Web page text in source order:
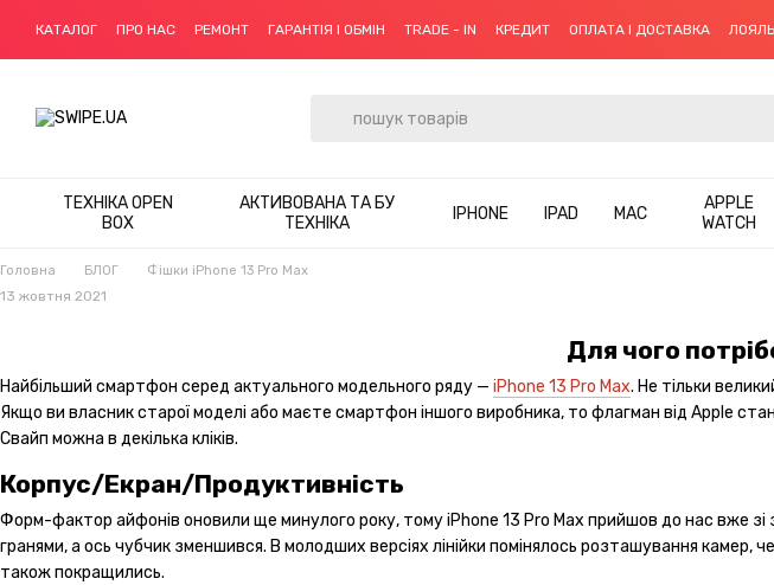
КАТАЛОГ ПРО НАС РЕМОНТ ГАРАНТІЯ І ОБМІН TRADE - IN КРЕДИТ ОПЛАТА І ДОСТАВКА
ТЕХНІКА OPEN
BOX
АКТИВОВАНА ТА БУ
ТЕХНІКА
IPHONE IPAD MAC
APPLE
WATCH
Головна БЛОГ Фішки iPhone 13 Pro Max
13 жовтня 2021
Для чого
Найбільший смартфон серед актуального модельного ряду — iPhone 13 Pro Max. Не тільки
Якщо ви власник старої моделі або маєте смартфон іншого виробника, то флагман від Apple
Свайп можна в декілька кліків.
Корпус/Екран/Продуктивність
Форм-фактор айфонів оновили ще минулого року, тому iPhone 13 Pro Max прийшов до нас вже
гранями, а ось чубчик зменшився. В молодших версіях лінійки помінялось розташування
також покращились.